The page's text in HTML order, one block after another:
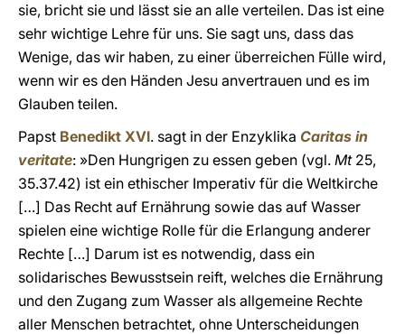
sie, bricht sie und lässt sie an alle verteilen. Das ist eine
sehr wichtige Lehre für uns. Sie sagt uns, dass das
Wenige, das wir haben, zu einer überreichen Fülle wird,
wenn wir es den Händen Jesu anvertrauen und es im
Glauben teilen.
Papst Benedikt XVI. sagt in der Enzyklika Caritas in
veritate: »Den Hungrigen zu essen geben (vgl. Mt25,
35.37.42) ist ein ethischer Imperativ für die Weltkirche
[…] Das Recht auf Ernährung sowie das auf Wasser
spielen eine wichtige Rolle für die Erlangung anderer
Rechte […] Darum ist es notwendig, dass ein
solidarisches Bewusstsein reift, welches die Ernährung
und den Zugang zum Wasser als allgemeine Rechte
aller Menschen betrachtet, ohne Unterscheidungen